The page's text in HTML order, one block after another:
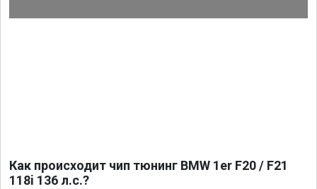
Как происходит чип тюнинг BMW 1er F20 / F21
118i 136 л.с.?